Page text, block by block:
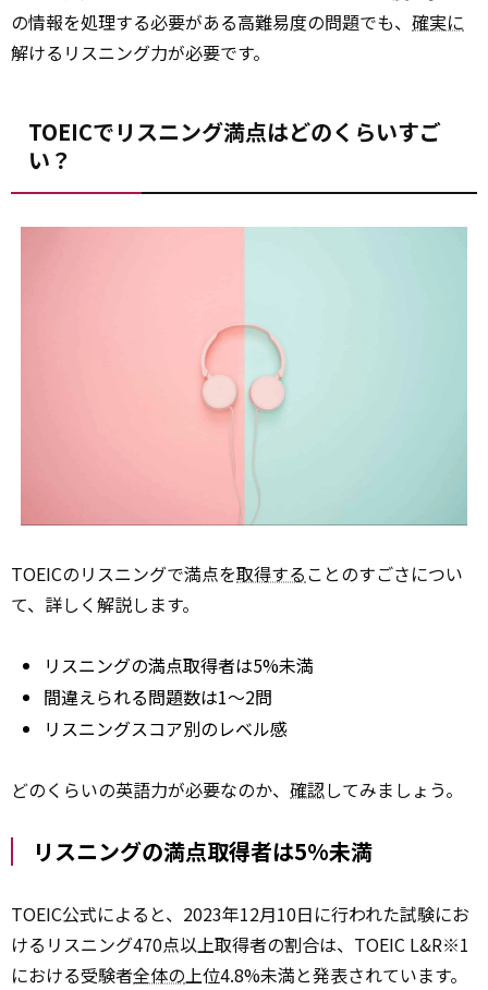
の情報を処理する必要がある高難易度の問題でも、 確実に
解けるリスニング力が必要です。
TOEICでリスニング満点はどのくらいすご
い？
TOEICのリスニングで満点を取得することのすごさについ
て、詳しく解説します。
リスニングの満点取得者は5%未満
間違えられる問題数は1〜2問
リスニングスコア別のレベル感
どのくらいの英語力が必要なのか、 確認してみましょう。
リスニングの満点取得者は5%未満
TOEIC公式によると、2023年12月10日に行われた試験にお
けるリスニング470点以上取得者の割合は、TOEIC L&R※1
における受験者全体の上位4.8%未満と発表されています。